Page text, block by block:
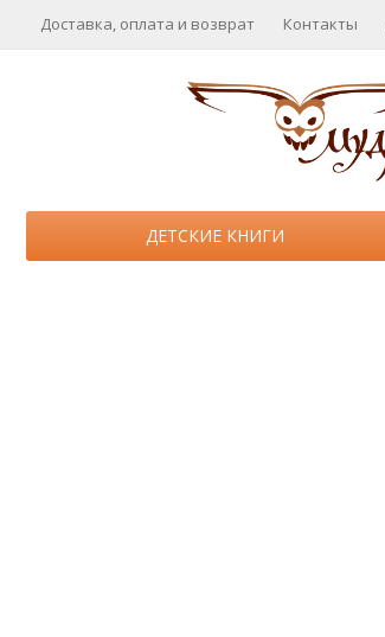
Доставка, оплата и возврат Контакты
ДЕТСКИЕ КНИГИ